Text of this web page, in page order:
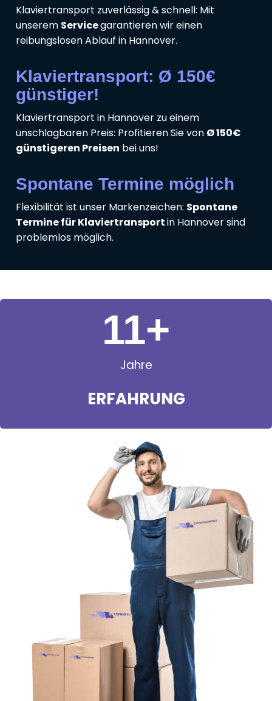
Klaviertransport zuverlässig & schnell: Mit
unserem Servicegarantieren wir einen
reibungslosen Ablauf in Hannover.
Klaviertransport: Ø 150€
günstiger!
Klaviertransport in Hannover zu einem
unschlagbaren Preis: Profitieren Sie von Ø 150€
günstigeren Preisen bei uns!
Spontane Termine möglich
Flexibilität ist unser Markenzeichen: Spontane
Termine für Klaviertransportin Hannover sind
problemlos möglich.
Jahre
ERFAHRUNG
11+